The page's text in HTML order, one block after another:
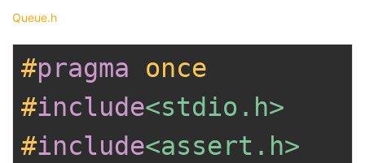
Queue.h
#pragma
once
#include<stdio.h>
#include<assert.h>